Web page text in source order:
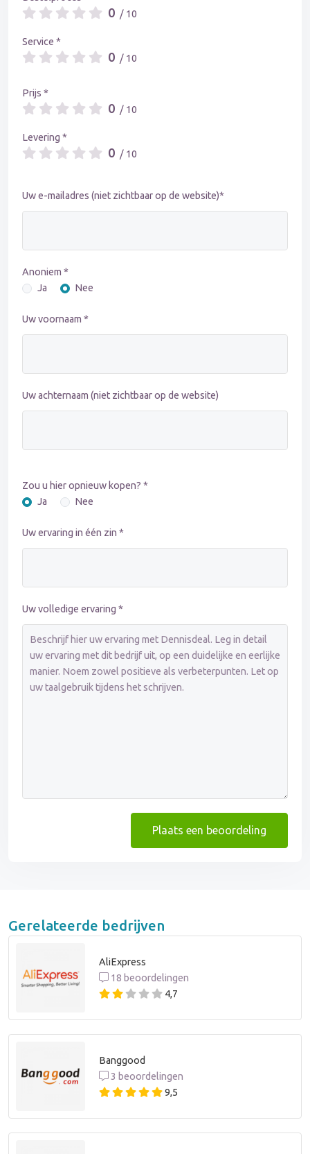
0 / 10
Service *
0 / 10
Prijs *
0 / 10
Levering *
0 / 10
Uw e-mailadres (niet zichtbaar op de website)*
Anoniem *
Ja
Nee
Uw voornaam *
Uw achternaam (niet zichtbaar op de website)
Zou u hier opnieuw kopen? *
Ja
Nee
Uw ervaring in één zin *
Uw volledige ervaring *
Plaats een beoordeling
Gerelateerde bedrijven
AliExpress
18 beoordelingen
4,7
Banggood
3 beoordelingen
9,5